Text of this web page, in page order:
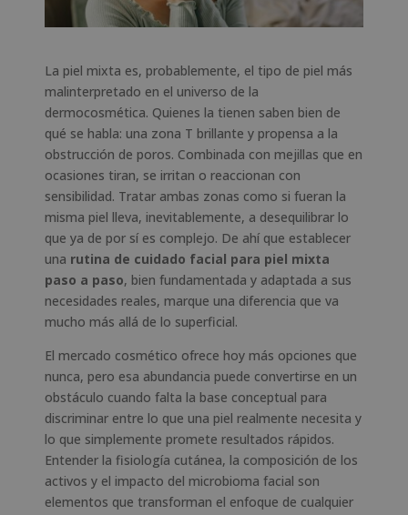
La piel mixta es, probablemente, el tipo de piel más
malinterpretado en el universo de la
dermocosmética. Quienes la tienen saben bien de
qué se habla: una zona T brillante y propensa a la
obstrucción de poros. Combinada con mejillas que en
ocasiones tiran, se irritan o reaccionan con
sensibilidad. Tratar ambas zonas como si fueran la
misma piel lleva, inevitablemente, a desequilibrar lo
que ya de por sí es complejo. De ahí que establecer
una rutina de cuidado facial para piel mixta
paso a paso, bien fundamentada y adaptada a sus
necesidades reales, marque una diferencia que va
mucho más allá de lo superficial.
El mercado cosmético ofrece hoy más opciones que
nunca, pero esa abundancia puede convertirse en un
obstáculo cuando falta la base conceptual para
discriminar entre lo que una piel realmente necesita y
lo que simplemente promete resultados rápidos.
Entender la fisiología cutánea, la composición de los
activos y el impacto del microbioma facial son
elementos que transforman el enfoque de cualquier